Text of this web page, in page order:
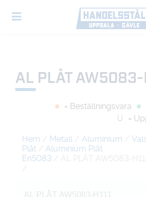
AL PLÅT AW5083-
= Beställningsvara
U
=
Hem / Metall / Aluminium /
Plåt / Aluminium Plåt
En5083 / AL PLÅT AW5083-
/
AL PLÅT AW5083-H111